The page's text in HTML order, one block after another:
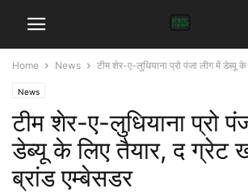
Home News टीम शेर-ए-लुधियाना प्रो पंजा लीग में डेब्यू
News
टीम शेर-ए-लुधियाना प्रो
डेब्यू के लिए तैयार, द ग्रेट
ब्रांड एम्बेसडर